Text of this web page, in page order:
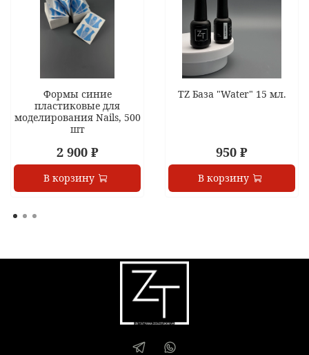
Формы синие
пластиковые для
моделирования Nails, 500
шт
2 900 ₽
В корзину
TZ База "Water" 15 мл.
950 ₽
В корзину